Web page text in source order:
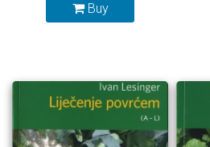
Buy